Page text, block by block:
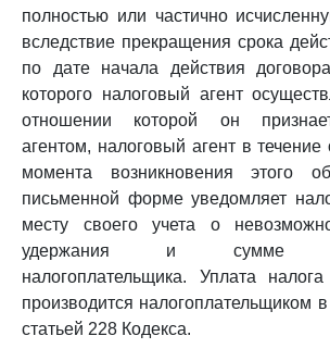
полностью или частично
вследствие прекращения срока
по дате начала действия
которого налоговый агент
отношении которой он
агентом, налоговый агент в
момента возникновения этого
письменной форме уведомляет
месту своего учета о
удержания и сумме
налогоплательщика. Уплата
производится налогоплательщиком в
статьей 228 Кодекса.